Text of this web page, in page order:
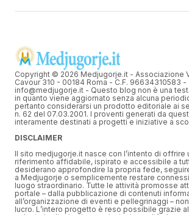
Copyright © 2026 Medjugorje.it - Associazione
Cavour 310 - 00184 Roma - C.F. 96634310583 -
info@medjugorje.it - Questo blog non è una
in quanto viene aggiornato senza alcuna
pertanto considerarsi un prodotto editoriale ai
n. 62 del 07.03.2001. I proventi generati da
interamente destinati a progetti e iniziative a
DISCLAIMER
Il sito medjugorje.it nasce con l’intento di offrire
riferimento affidabile, ispirato e accessibile a
desiderano approfondire la propria fede,
a Medjugorje o semplicemente restare
luogo straordinario. Tutte le attività promosse
portale – dalla pubblicazione di contenuti
all’organizzazione di eventi e pellegrinaggi –
lucro. L’intero progetto è reso possibile grazie